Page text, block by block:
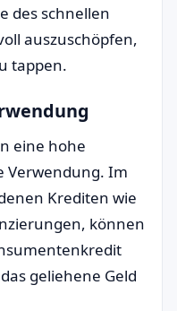
des schnellen
auszuschöpfen,
tappen.
eine hohe
Verwendung. Im
Krediten wie
können
geliehene Geld